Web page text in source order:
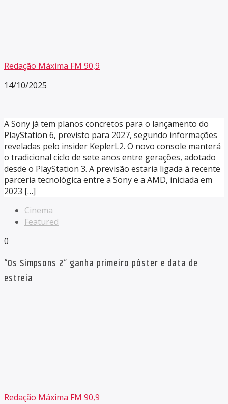
Redação Máxima FM 90,9
14/10/2025
A Sony já tem planos concretos para o lançamento do
PlayStation 6, previsto para 2027, segundo informações
reveladas pelo insider KeplerL2. O novo console manterá
o tradicional ciclo de sete anos entre gerações, adotado
desde o PlayStation 3. A previsão estaria ligada à recente
parceria tecnológica entre a Sony e a AMD, iniciada em
2023 […]
Cinema
Featured
0
“Os Simpsons 2” ganha primeiro pôster e data de
estreia
Redação Máxima FM 90,9